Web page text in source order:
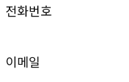
전화번호
이메일